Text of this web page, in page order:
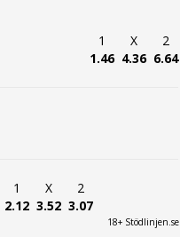
1
1.46
X
4.36
2
6.64
1
2.12
X
3.52
2
3.07
18+ Stödlinjen.se